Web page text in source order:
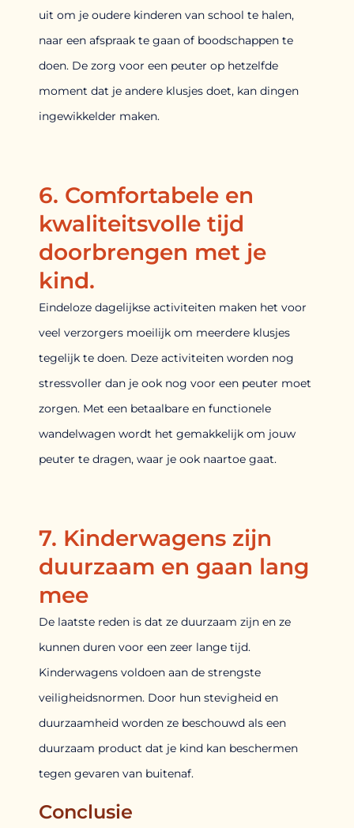
uit om je oudere kinderen van school te halen,
naar een afspraak te gaan of boodschappen te
doen. De zorg voor een peuter op hetzelfde
moment dat je andere klusjes doet, kan dingen
ingewikkelder maken.
6. Comfortabele en
kwaliteitsvolle tijd
doorbrengen met je
kind.
Eindeloze dagelijkse activiteiten maken het voor
veel verzorgers moeilijk om meerdere klusjes
tegelijk te doen. Deze activiteiten worden nog
stressvoller dan je ook nog voor een peuter moet
zorgen. Met een betaalbare en functionele
wandelwagen wordt het gemakkelijk om jouw
peuter te dragen, waar je ook naartoe gaat.
7. Kinderwagens zijn
duurzaam en gaan lang
mee
De laatste reden is dat ze duurzaam zijn en ze
kunnen duren voor een zeer lange tijd.
Kinderwagens voldoen aan de strengste
veiligheidsnormen. Door hun stevigheid en
duurzaamheid worden ze beschouwd als een
duurzaam product dat je kind kan beschermen
tegen gevaren van buitenaf.
Conclusie